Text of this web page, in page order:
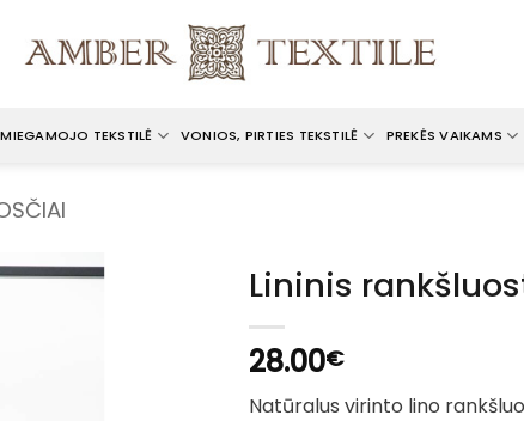
TEKSTILĖ VONIOS, PIRTIES TEKSTILĖ PREKĖS VAIKAMS
Lininis
28.00€
Natūralus virinto lino